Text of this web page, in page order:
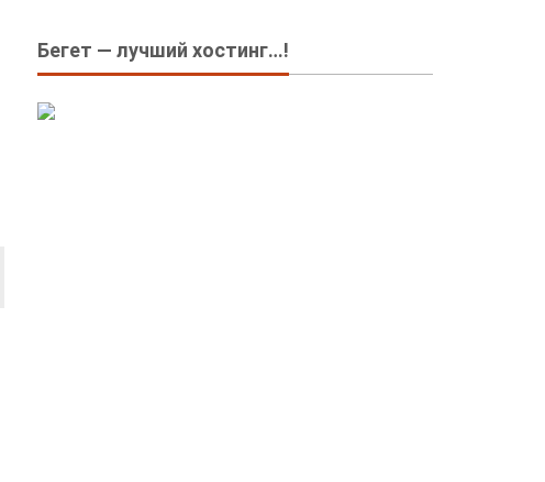
Бегет — лучший хостинг…!